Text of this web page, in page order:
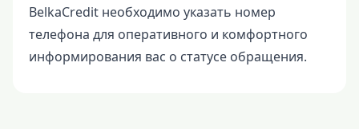
BelkaCredit необходимо указать номер
телефона для оперативного и комфортного
информирования вас о статусе обращения.